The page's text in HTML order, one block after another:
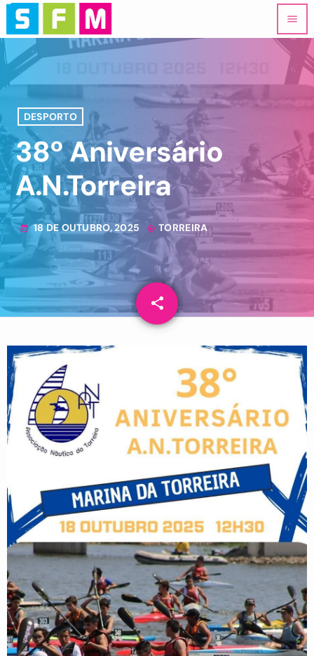
menu
DESPORTO
38º Aniversário
A.N.Torreira
today 18 DE OUTUBRO, 2025 my_location TORREIRA
share
email